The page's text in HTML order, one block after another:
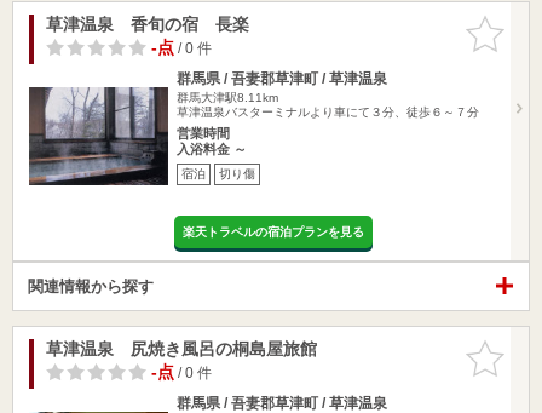
お気に入
りに追加
草津温泉 香旬の宿 長楽
-点/ 0 件
群馬県 / 吾妻郡草津町 / 草津温泉
群馬大津駅8.11km
草津温泉バスターミナルより車にて３分、徒歩６～７分
営業時間
入浴料金 ～
宿泊 切り傷
楽天トラベルの宿泊プランを見る
関連情報から探す
お気に入
りに追加
草津温泉 尻焼き風呂の桐島屋旅館
-点/ 0 件
群馬県 / 吾妻郡草津町 / 草津温泉